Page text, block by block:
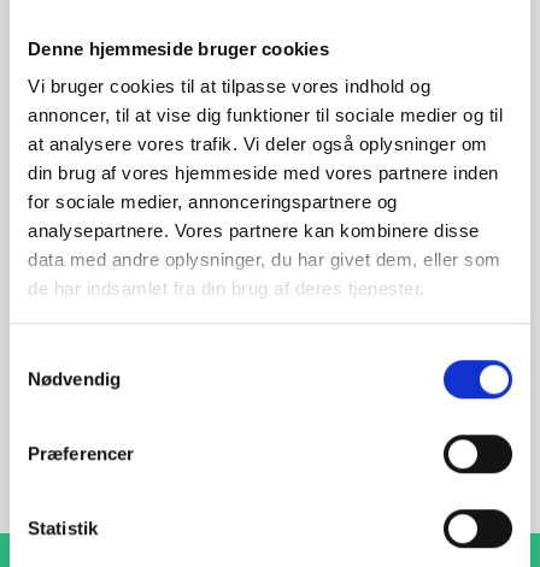
Denne hjemmeside bruger cookies
Vi bruger cookies til at tilpasse vores indhold og
annoncer, til at vise dig funktioner til sociale medier og til
at analysere vores trafik. Vi deler også oplysninger om
din brug af vores hjemmeside med vores partnere inden
for sociale medier, annonceringspartnere og
analysepartnere. Vores partnere kan kombinere disse
data med andre oplysninger, du har givet dem, eller som
de har indsamlet fra din brug af deres tjenester.
Nødvendig
Præferencer
Statistik
Har du spørgsmål?
Vi står klar til at hjælpe med spørgsmål om produkter,
service eller andet. Kontakt os for professionel rådgivning
og sparring.